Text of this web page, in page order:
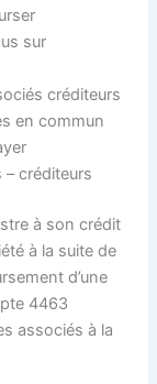
sur
créditeurs
en commun
– créditeurs
à son crédit
à la suite de
d’une
4463
associés à la